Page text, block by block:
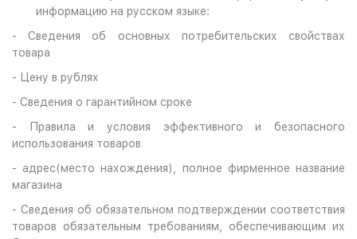
информацию на русском языке:
- Сведения об основных потребительских свойствах
товара
- Цену в рублях
- Сведения о гарантийном сроке
- Правила и условия эффективного и безопасного
использования товаров
- адрес(место нахождения), полное фирменное название
магазина
- Сведения об обязательном подтверждении соответствия
товаров обязательным требованиям, обеспечивающим их